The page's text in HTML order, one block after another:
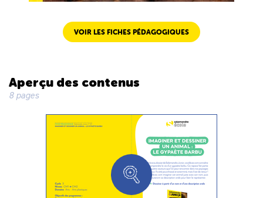
VOIR LES FICHES PÉDAGOGIQUES
Aperçu des contenus
8 pages